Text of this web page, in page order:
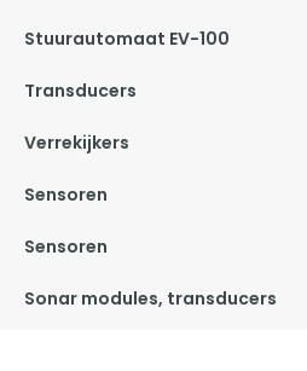
Stuurautomaat EV-100
Transducers
Verrekijkers
Sensoren
Sensoren
Sonar modules, transducers